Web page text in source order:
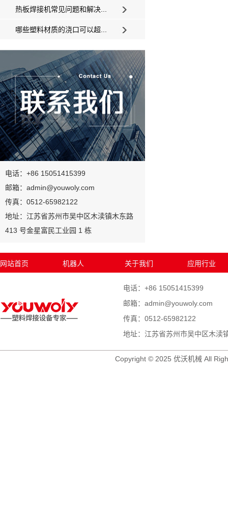
热板焊接机常见问题和解决...
哪些塑料材质的浇口可以超...
电话：+86 15051415399
邮箱：admin@youwoly.com
传真：0512-65982122
地址：江苏省苏州市吴中区木渎镇木东路
413 号金星富民工业园 1 栋
网站首页 机器人 关于我们 应用行业
电话：+86 15051415399
邮箱：admin@youwoly.com
传真：0512-65982122
地址：江苏省苏州市吴中区木渎
Copyright © 2025 优沃机械 All